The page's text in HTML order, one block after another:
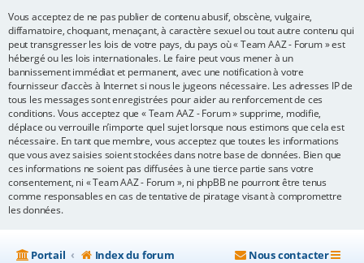
Vous acceptez de ne pas publier de contenu abusif, obscène, vulgaire,
diffamatoire, choquant, menaçant, à caractère sexuel ou tout autre contenu qui
peut transgresser les lois de votre pays, du pays où « Team AAZ - Forum » est
hébergé ou les lois internationales. Le faire peut vous mener à un
bannissement immédiat et permanent, avec une notification à votre
fournisseur d’accès à Internet si nous le jugeons nécessaire. Les adresses IP de
tous les messages sont enregistrées pour aider au renforcement de ces
conditions. Vous acceptez que « Team AAZ - Forum » supprime, modifie,
déplace ou verrouille n’importe quel sujet lorsque nous estimons que cela est
nécessaire. En tant que membre, vous acceptez que toutes les informations
que vous avez saisies soient stockées dans notre base de données. Bien que
ces informations ne soient pas diffusées à une tierce partie sans votre
consentement, ni « Team AAZ - Forum », ni phpBB ne pourront être tenus
comme responsables en cas de tentative de piratage visant à compromettre
les données.
Portail Index du forum Nous contacter